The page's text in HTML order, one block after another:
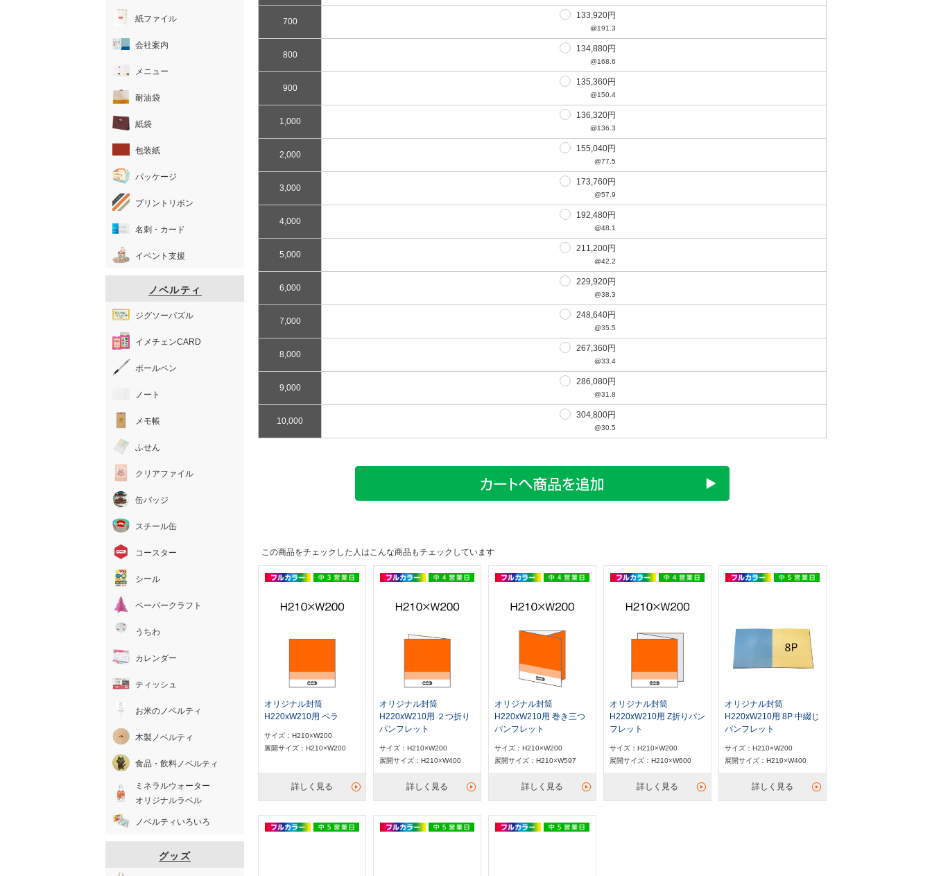
700
133,920円
@191.3
800
134,880円
@168.6
900
135,360円
@150.4
1,000
136,320円
@136.3
2,000
155,040円
@77.5
3,000
173,760円
@57.9
4,000
192,480円
@48.1
5,000
211,200円
@42.2
6,000
229,920円
@38.3
7,000
248,640円
@35.5
8,000
267,360円
@33.4
9,000
286,080円
@31.8
10,000
304,800円
@30.5
この商品をチェックした人はこんな商品もチェックしています
オリジナル封筒
H220xW210用 ペラ
サイズ：H210×W200
展開サイズ：H210×W200
詳しく見る
オリジナル封筒
H220xW210用 ２つ折り
パンフレット
サイズ：H210×W200
展開サイズ：H210×W400
詳しく見る
オリジナル封筒
H220xW210用 巻き三つ
パンフレット
サイズ：H210×W200
展開サイズ：H210×W597
詳しく見る
オリジナル封筒
H220xW210用 Z折りパン
フレット
サイズ：H210×W200
展開サイズ：H210×W600
詳しく見る
オリジナル封筒
H220xW210用 8P 中綴じ
パンフレット
サイズ：H210×W200
展開サイズ：H210×W400
詳しく見る
紙ファイル
会社案内
メニュー
耐油袋
紙袋
包装紙
パッケージ
プリントリボン
名刺・カード
イベント支援
ノベルティ
ジグソーパズル
イメチェンCARD
ボールペン
ノート
メモ帳
ふせん
クリアファイル
缶バッジ
スチール缶
コースター
シール
ペーパークラフト
うちわ
カレンダー
ティッシュ
お米のノベルティ
木製ノベルティ
食品・飲料ノベルティ
ミネラルウォーター
オリジナルラベル
ノベルティいろいろ
グッズ